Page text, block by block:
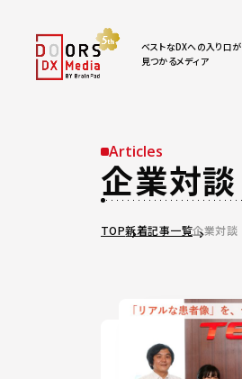
ベストなDXへの入り口が
見つかるメディア
Articles
企業対談
TOP新着記事一覧企業対談